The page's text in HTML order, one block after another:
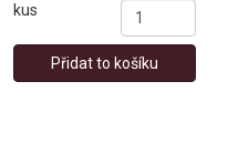
kus
Přidat to košíku